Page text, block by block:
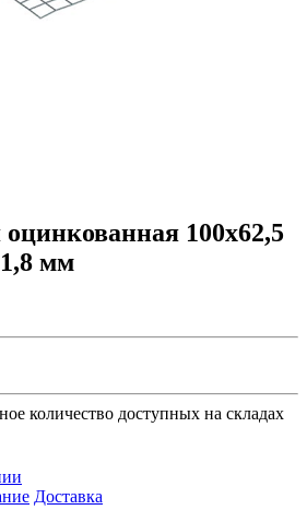
100х62,5
мм
количество доступных на складах
Доставка